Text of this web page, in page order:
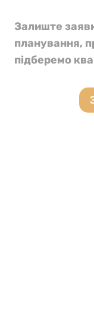
Залиште
планування,
підберемо